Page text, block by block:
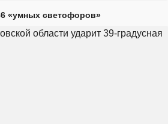
«умных светофоров»